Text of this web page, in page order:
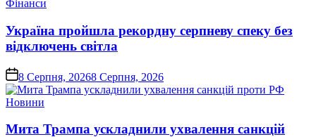
Опублікувати
Фінанси
Україна пройшла рекордну серпневу спеку без
відключень світла
on8 Серпня, 20268 Серпня, 2026
Опублікувати
Новини
Мита Трампа ускладнили ухвалення санкцій